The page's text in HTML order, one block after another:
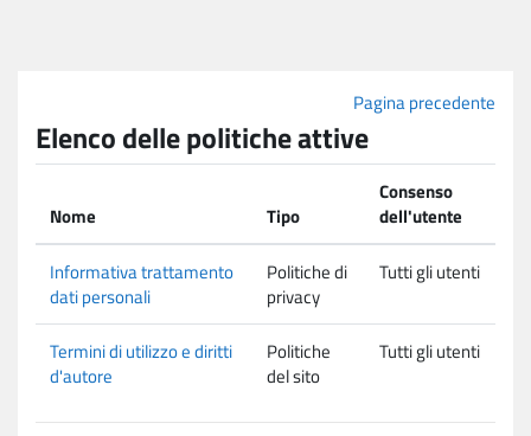
Pagina precedente
Elenco delle politiche attive
Nome Tipo
Consenso
dell'utente
Informativa trattamento
dati personali
Politiche di
privacy
Tutti gli utenti
Termini di utilizzo e diritti
d'autore
Politiche
del sito
Tutti gli utenti